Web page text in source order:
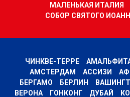
МАЛЕНЬКАЯ ИТАЛИЯ
СОБОР СВЯТОГО
ЧИНКВЕ-ТЕРРЕ
АМСТЕРДАМ
АССИЗИ
БЕРГАМО
БЕРЛИН
ВЕРОНА
ГОНКОНГ ДУБАЙ